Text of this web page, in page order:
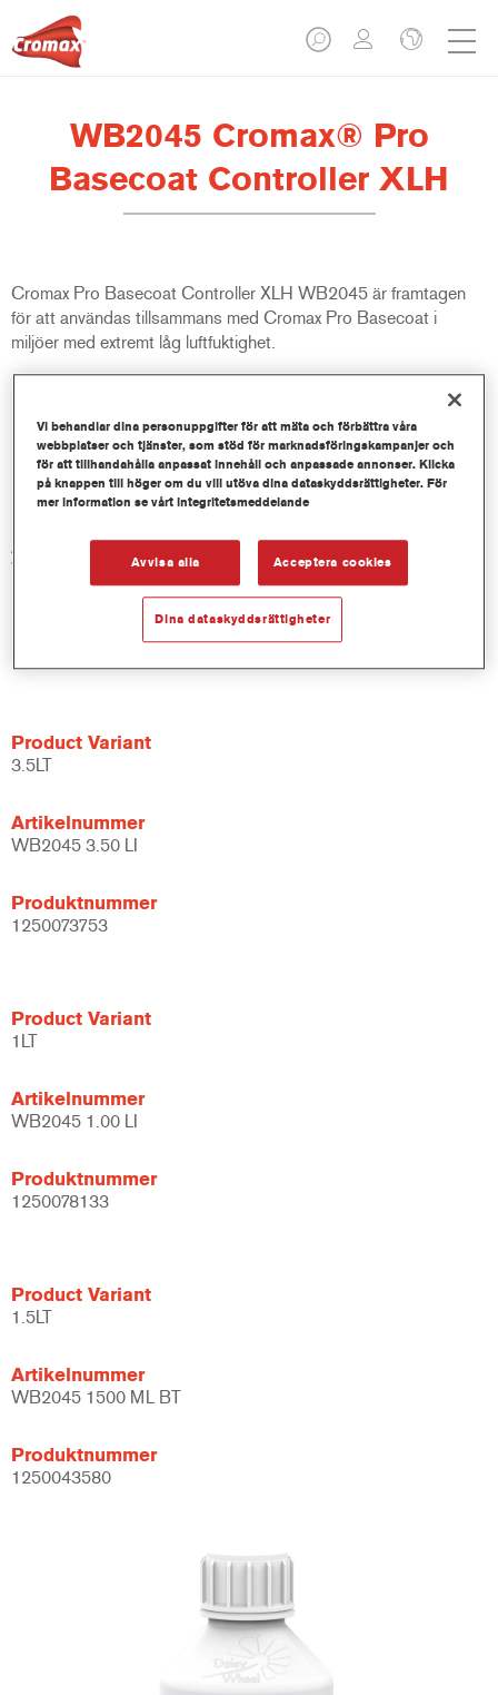
WB2045 Cromax® Pro
Basecoat Controller XLH
Cromax Pro Basecoat Controller XLH WB2045 är framtagen
för att användas tillsammans med Cromax Pro Basecoat i
miljöer med extremt låg luftfuktighet.
Product Variant
1LT
Artikelnummer
WB2045 DW 1 LT
Produktnummer
Product Variant
3.5LT
Artikelnummer
WB2045 3.50 LI
Produktnummer
1250073753
Product Variant
1LT
Artikelnummer
WB2045 1.00 LI
Produktnummer
1250078133
Product Variant
1.5LT
Artikelnummer
WB2045 1500 ML BT
Produktnummer
1250043580
Vi behandlar dina personuppgifter för att mäta och förbättra våra
webbplatser och tjänster, som stöd för marknadsföringskampanjer och
för att tillhandahålla anpassat innehåll och anpassade annonser. Klicka
på knappen till höger om du vill utöva dina dataskyddsrättigheter. För
mer information se vårt integritetsmeddelande
Avvisa alla Acceptera cookies
Dina dataskyddsrättigheter